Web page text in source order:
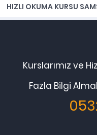
HIZLI OKUMA KURSU
Kurslarımız ve
Fazla Bilgi